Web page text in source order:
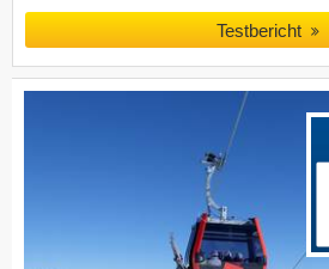
Testbericht